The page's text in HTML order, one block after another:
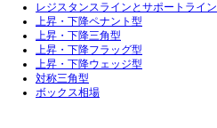
レジスタンスラインとサポートライン
上昇・下降ペナント型
上昇・下降三角型
上昇・下降フラッグ型
上昇・下降ウェッジ型
対称三角型
ボックス相場